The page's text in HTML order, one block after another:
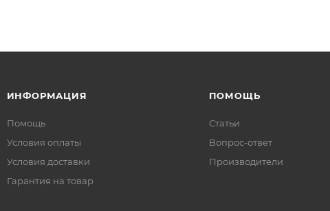
ИНФОРМАЦИЯ
Помощь
Условия оплаты
Условия доставки
Гарантия на товар
ПОМОЩЬ
Статьи
Вопрос-ответ
Производители